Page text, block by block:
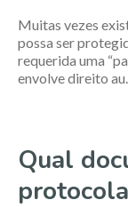
Muitas vezes
possa ser
requerida uma
envolve direito
Qual